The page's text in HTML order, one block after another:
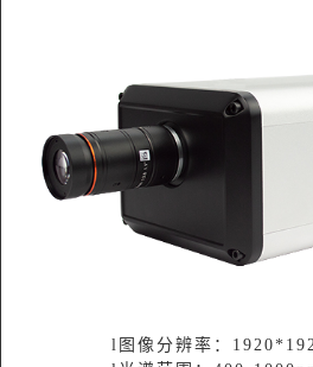
l图像分辨率：